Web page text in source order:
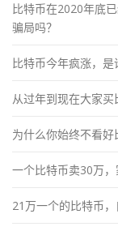
比特币在2020年底
骗局吗？
比特币今年疯涨，是
从过年到现在大家买
为什么你始终不看好
一个比特币卖30万
21万一个的比特币，